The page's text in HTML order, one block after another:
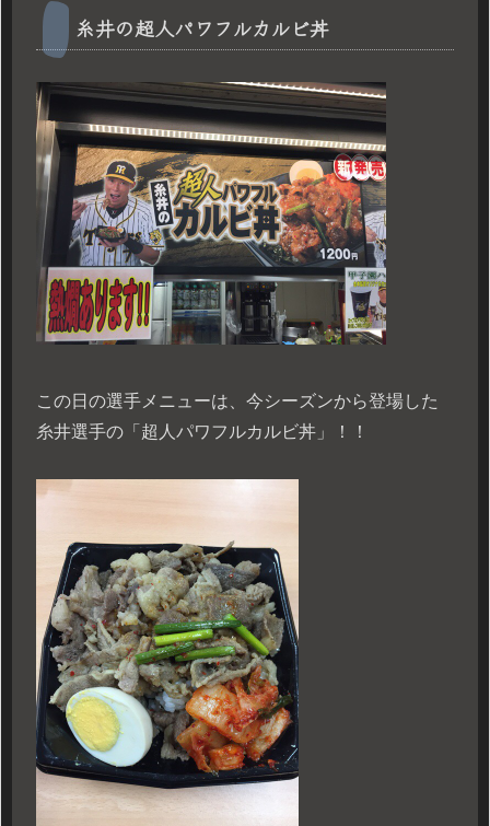
糸井の超人パワフルカルビ丼
この日の選手メニューは、今シーズンから登場した
糸井選手の「超人パワフルカルビ丼」！！